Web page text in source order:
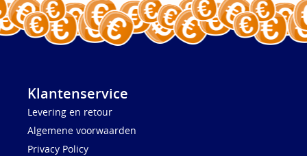
Klantenservice
Levering en retour
Algemene voorwaarden
Privacy Policy